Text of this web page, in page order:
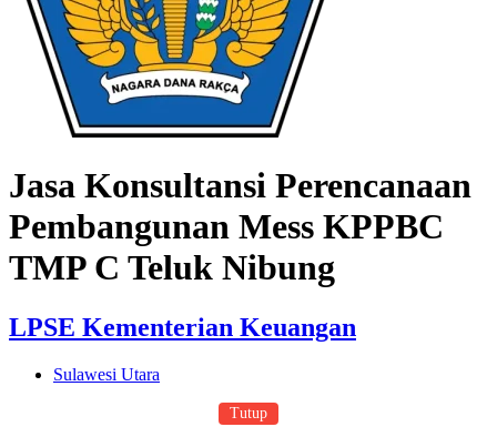
Jasa Konsultansi Perencanaan
Pembangunan Mess KPPBC
TMP C Teluk Nibung
LPSE Kementerian Keuangan
Sulawesi Utara
Tutup